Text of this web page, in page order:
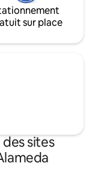
sur place
sites